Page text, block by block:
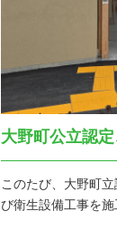
大野町公立認
このたび、大野町
び衛生設備工事を